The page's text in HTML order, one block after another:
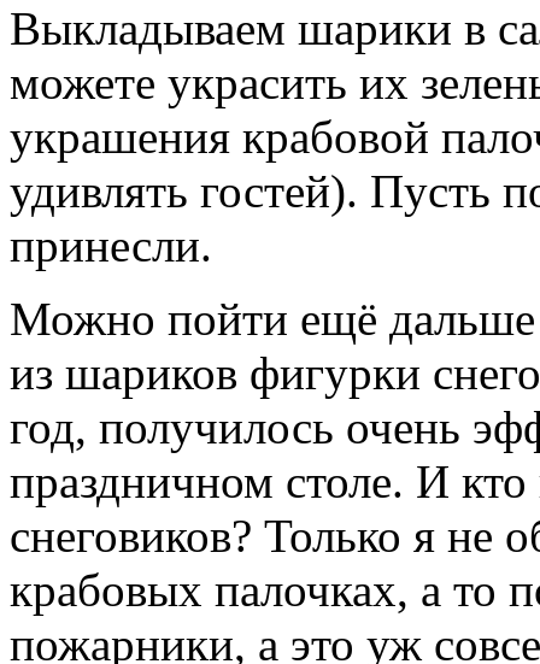
Выкладываем шарики в
можете украсить их
украшения крабовой
удивлять гостей). Пусть
принесли.
Можно пойти ещё дальше
из шариков фигурки
год, получилось очень
праздничном столе. И
снеговиков? Только я не
крабовых палочках, а то
пожарники, а это уж